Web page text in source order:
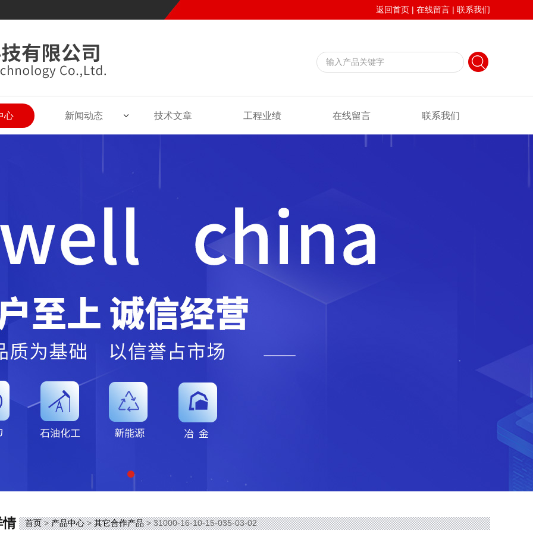
返回首页 | 在线留言 | 联系我们
心 新闻动态 技术文章 工程业绩 在线留言 联系我们
情 首页>产品中心>其它合作产品> 31000-16-10-15-035-03-02